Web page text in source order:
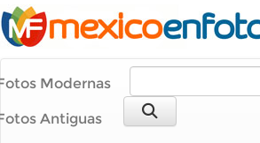
Modernas
Antiguas